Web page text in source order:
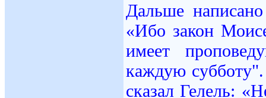
Дальше
«Ибо закон
имеет
каждую
сказал Гелель: